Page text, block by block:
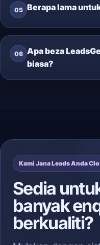
05 Berapa lama
06 Apa beza
biasa?
Kami Jana Leads Anda
Sedia
banyak
berkualiti?